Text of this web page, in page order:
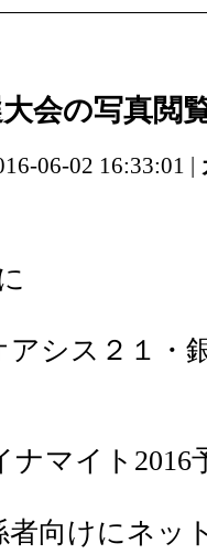
会の写真閲
06-02 16:33:01 |
アシス２１・
マイト2016
者向けにネッ